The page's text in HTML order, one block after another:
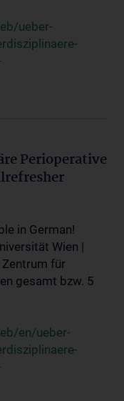
ueber-
Perioperative
in German!
Wien |
Zentrum für
gesamt bzw. 5
en/ueber-